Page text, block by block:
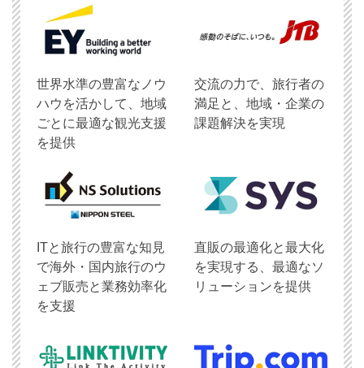
世界水準の豊富なノウ
ハウを活かして、地域
ごとに最適な観光支援
を提供
交流の力で、旅行者の
満足と、地域・企業の
課題解決を実現
ITと旅行の豊富な知見
で海外・国内旅行のウ
ェブ販売と業務効率化
を支援
直販の最適化と最大化
を実現する、最適なソ
リューションを提供